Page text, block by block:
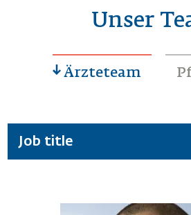
Unser
Ärzteteam
Job title